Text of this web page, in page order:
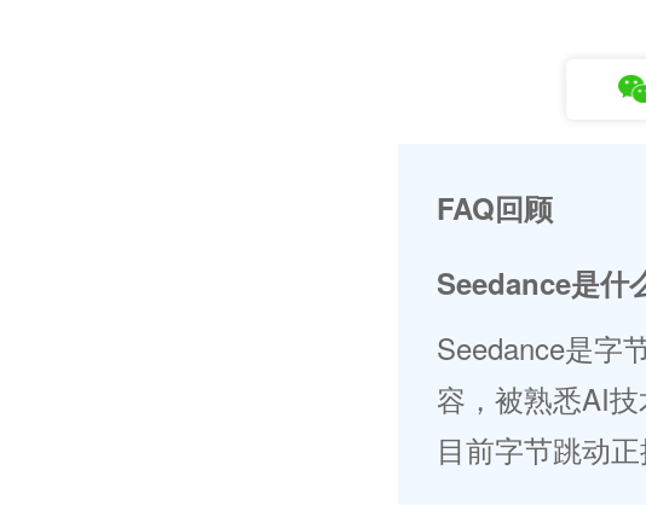
FAQ回顾
Seedance是什
Seedance是字
容，被熟悉AI
目前字节跳动